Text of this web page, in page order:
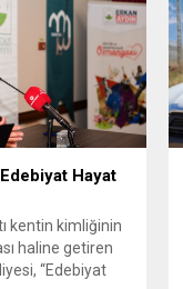
Hayat
kentin kimliğinin
haline getiren
“Edebiyat